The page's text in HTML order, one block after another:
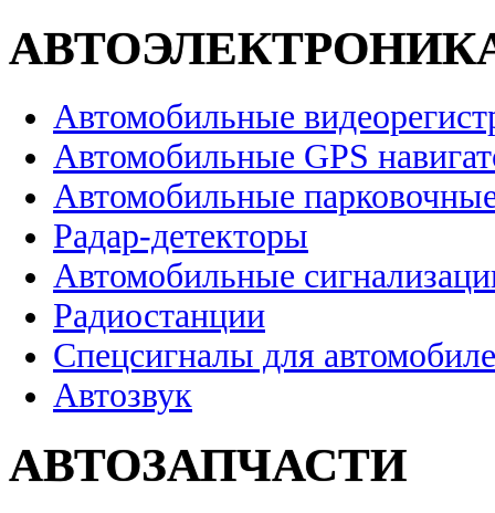
Автомобильные
Автомобильные GPS
Автомобильные
Радар-детекторы
Автомобильные
Радиостанции
Спецсигналы для
Автозвук
АВТОЗАПЧАСТИ